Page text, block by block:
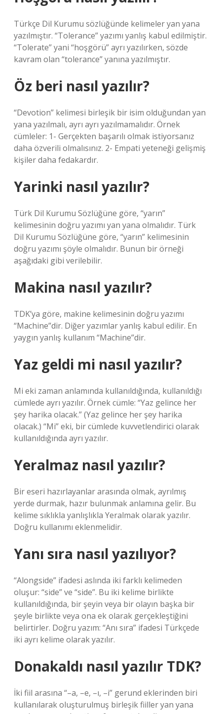
Türkçe Dil Kurumu sözlüğünde kelimeler yan yana
yazılmıştır. “Tolerance” yazımı yanlış kabul edilmiştir.
“Tolerate” yani “hoşgörü” ayrı yazılırken, sözde
kavram olan “tolerance” yanına yazılmıştır.
Öz beri nasıl yazılır?
“Devotion” kelimesi birleşik bir isim olduğundan yan
yana yazılmalı, ayrı ayrı yazılmamalıdır. Örnek
cümleler: 1- Gerçekten başarılı olmak istiyorsanız
daha özverili olmalısınız. 2- Empati yeteneği gelişmiş
kişiler daha fedakardır.
Yarinki nasıl yazılır?
Türk Dil Kurumu Sözlüğüne göre, “yarın”
kelimesinin doğru yazımı yan yana olmalıdır. Türk
Dil Kurumu Sözlüğüne göre, “yarın” kelimesinin
doğru yazımı şöyle olmalıdır. Bunun bir örneği
aşağıdaki gibi verilebilir.
Makina nasıl yazılır?
TDK’ya göre, makine kelimesinin doğru yazımı
“Machine”dir. Diğer yazımlar yanlış kabul edilir. En
yaygın yanlış kullanım “Machine”dir.
Yaz geldi mi nasıl yazılır?
Mi eki zaman anlamında kullanıldığında, kullanıldığı
cümlede ayrı yazılır. Örnek cümle: “Yaz gelince her
şey harika olacak.” (Yaz gelince her şey harika
olacak.) “Mi” eki, bir cümlede kuvvetlendirici olarak
kullanıldığında ayrı yazılır.
Yeralmaz nasıl yazılır?
Bir eseri hazırlayanlar arasında olmak, ayrılmış
yerde durmak, hazır bulunmak anlamına gelir. Bu
kelime sıklıkla yanlışlıkla Yeralmak olarak yazılır.
Doğru kullanımı eklenmelidir.
Yanı sıra nasıl yazılıyor?
“Alongside” ifadesi aslında iki farklı kelimeden
oluşur: “side” ve “side”. Bu iki kelime birlikte
kullanıldığında, bir şeyin veya bir olayın başka bir
şeyle birlikte veya ona ek olarak gerçekleştiğini
belirtirler. Doğru yazım: “Anı sıra” ifadesi Türkçede
iki ayrı kelime olarak yazılır.
Donakaldı nasıl yazılır TDK?
İki fiil arasına “–a, –e, –ı, –i” gerund eklerinden biri
kullanılarak oluşturulmuş birleşik fiiller yan yana